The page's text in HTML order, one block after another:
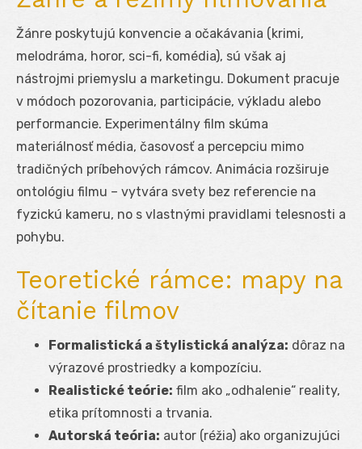
Žánre poskytujú konvencie a očakávania (krimi,
melodráma, horor, sci-fi, komédia), sú však aj
nástrojmi priemyslu a marketingu. Dokument pracuje
v módoch pozorovania, participácie, výkladu alebo
performancie. Experimentálny film skúma
materiálnosť média, časovosť a percepciu mimo
tradičných príbehových rámcov. Animácia rozširuje
ontológiu filmu – vytvára svety bez referencie na
fyzickú kameru, no s vlastnými pravidlami telesnosti a
pohybu.
Teoretické rámce: mapy na
čítanie filmov
Formalistická a štylistická analýza: dôraz na
výrazové prostriedky a kompozíciu.
Realistické teórie: film ako „odhalenie“ reality,
etika prítomnosti a trvania.
Autorská teória: autor (réžia) ako organizujúci